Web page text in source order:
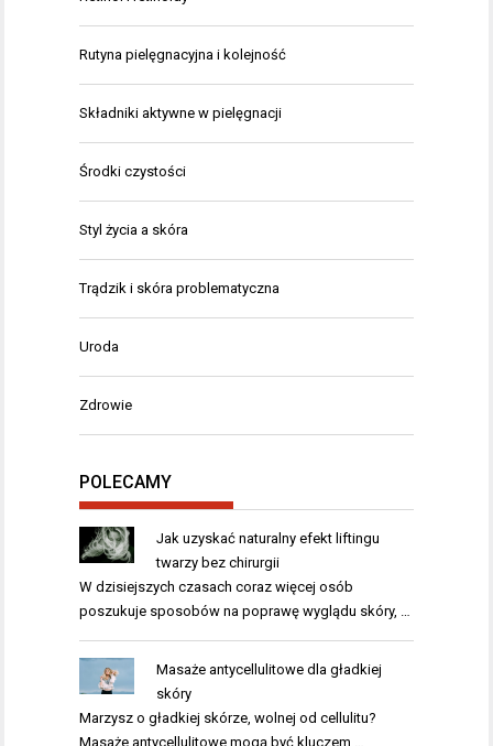
Rutyna pielęgnacyjna i kolejność
Składniki aktywne w pielęgnacji
Środki czystości
Styl życia a skóra
Trądzik i skóra problematyczna
Uroda
Zdrowie
POLECAMY
Jak uzyskać naturalny efekt liftingu
twarzy bez chirurgii
W dzisiejszych czasach coraz więcej osób
poszukuje sposobów na poprawę wyglądu skóry, …
Masaże antycellulitowe dla gładkiej
skóry
Marzysz o gładkiej skórze, wolnej od cellulitu?
Masaże antycellulitowe mogą być kluczem …